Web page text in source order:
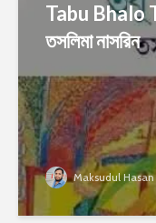
Tabu Bhalo
তসলিমা নাসরিন
Maksudul Hasan